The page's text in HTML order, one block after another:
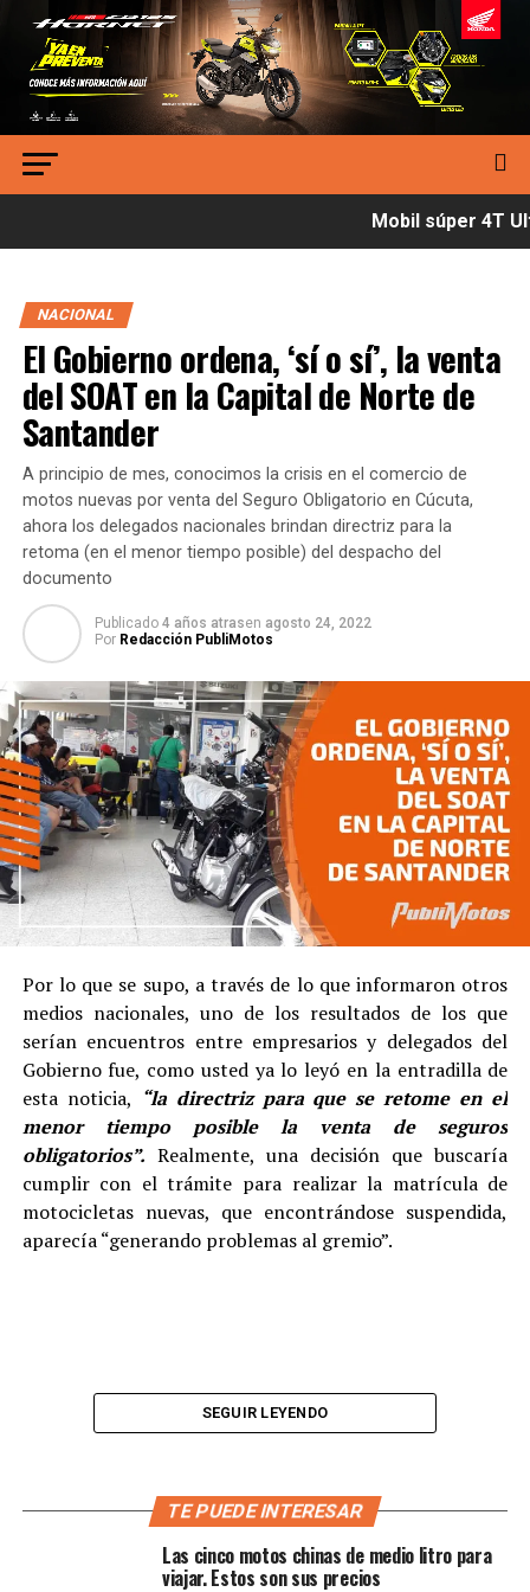
Mobil súper 4T
NACIONAL
El Gobierno ordena, ‘sí o sí’, la venta
del SOAT en la Capital de Norte de
Santander
A principio de mes, conocimos la crisis en el comercio de
motos nuevas por venta del Seguro Obligatorio en Cúcuta,
ahora los delegados nacionales brindan directriz para la
retoma (en el menor tiempo posible) del despacho del
documento
Publicado 4 años atrasen agosto 24, 2022
Por Redacción PubliMotos
Por lo que se supo, a través de lo que informaron otros
medios nacionales, uno de los resultados de los que
serían encuentros entre empresarios y delegados del
Gobierno fue, como usted ya lo leyó en la entradilla de
esta noticia, “la directriz para que se retome en el
menor tiempo posible la venta de seguros
obligatorios”. Realmente, una decisión que buscaría
cumplir con el trámite para realizar la matrícula de
motocicletas nuevas, que encontrándose suspendida,
aparecía “generando problemas al gremio”.
SEGUIR LEYENDO
TE PUEDE INTERESAR
Las cinco motos chinas de medio litro para
viajar. Estos son sus precios